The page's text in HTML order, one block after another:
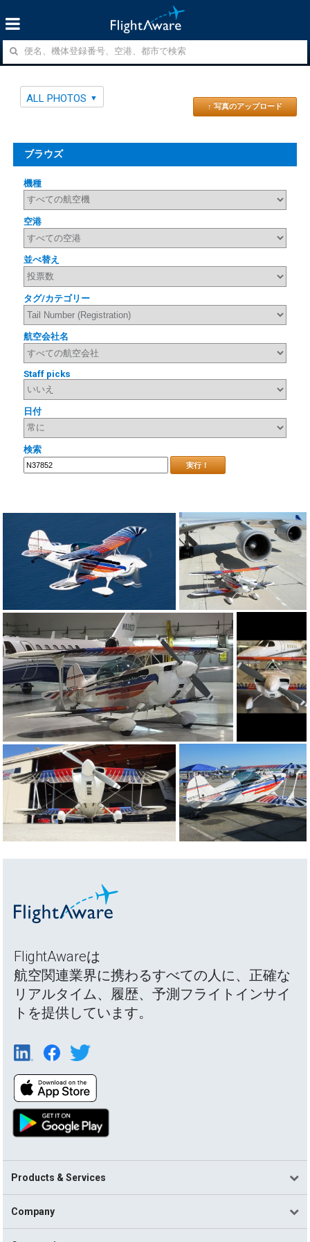
ALL PHOTOS
↑ 写真のアップロード
ブラウズ
機種
空港
並べ替え
タグ/カテゴリー
航空会社名
Staff picks
日付
検索
実行！
FlightAwareは
航空関連業界に携わるすべての人に、正確な
リアルタイム、履歴、予測フライトインサイ
トを提供しています。
Products & Services
Company